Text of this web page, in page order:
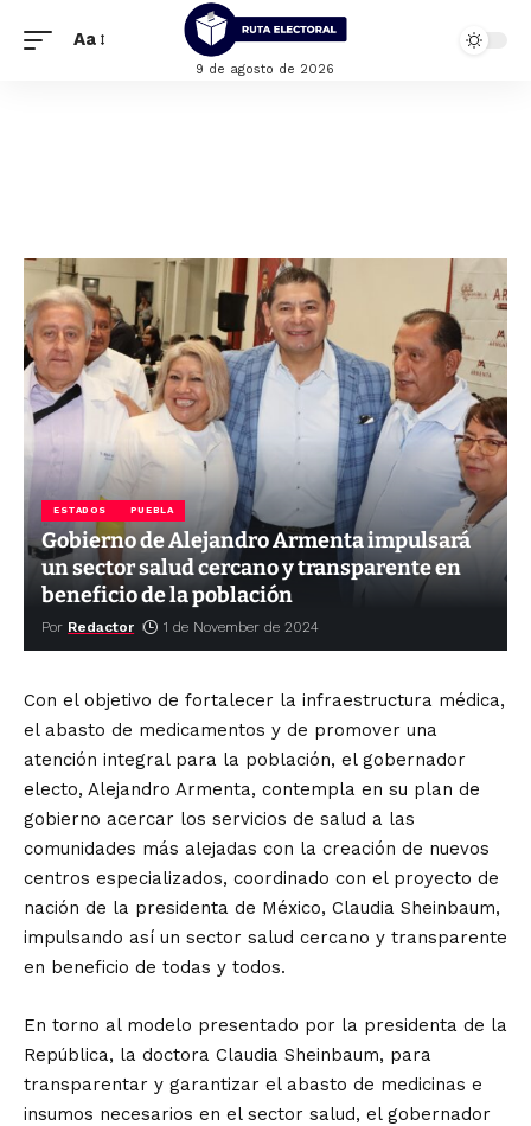
Aa
9 de agosto de 2026
ESTADOS PUEBLA
Gobierno de Alejandro Armenta impulsará
un sector salud cercano y transparente en
beneficio de la población
Por Redactor 1 de November de 2024
Con el objetivo de fortalecer la infraestructura médica,
el abasto de medicamentos y de promover una
atención integral para la población, el gobernador
electo, Alejandro Armenta, contempla en su plan de
gobierno acercar los servicios de salud a las
comunidades más alejadas con la creación de nuevos
centros especializados, coordinado con el proyecto de
nación de la presidenta de México, Claudia Sheinbaum,
impulsando así un sector salud cercano y transparente
en beneficio de todas y todos.
En torno al modelo presentado por la presidenta de la
República, la doctora Claudia Sheinbaum, para
transparentar y garantizar el abasto de medicinas e
insumos necesarios en el sector salud, el gobernador